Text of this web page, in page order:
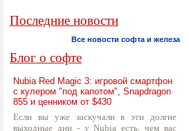
Последние новости
Все новости софта и железа
Блог о софте
Nubia Red Magic 3: игровой смартфон
с кулером "под капотом", Snapdragon
855 и ценником от $430
Если вы уже заскучали в эти долгие
выходные дни - у Nubia есть, чем вас